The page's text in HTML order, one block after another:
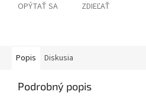
OPÝTAŤ SA ZDIEĽAŤ
Popis Diskusia
Podrobný popis